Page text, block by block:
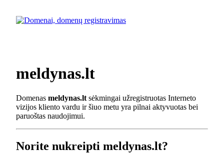
meldynas.lt
Domenas meldynas.lt sėkmingai užregistruotas Interneto
vizijos kliento vardu ir šiuo metu yra pilnai aktyvuotas bei
paruoštas naudojimui.
Norite nukreipti meldynas.lt?